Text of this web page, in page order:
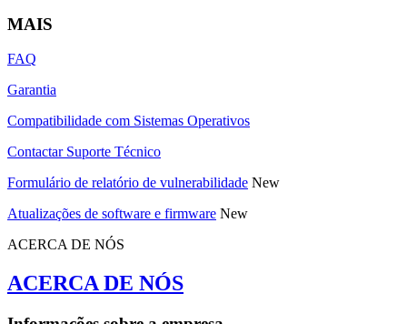
MAIS
FAQ
Garantia
Compatibilidade com Sistemas Operativos
Contactar Suporte Técnico
Formulário de relatório de vulnerabilidade New
Atualizações de software e firmware New
ACERCA DE NÓS
ACERCA DE NÓS